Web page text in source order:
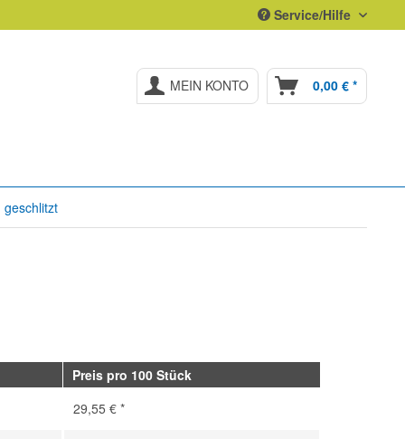
Service/Hilfe
MEIN KONTO 0,00 € *
geschlitzt
Preis pro 100 Stück
29,55 € *